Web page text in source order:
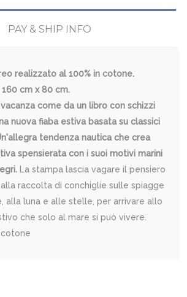
PAY & SHIP INFO
realizzato al 100% in cotone.
160 cm x 80 cm.
come da un libro con schizzi
nuova fiaba estiva basata su classici
tendenza nautica che crea
spensierata con i suoi motivi marini
La stampa lascia vagare il pensiero
alla raccolta di conchiglie sulle spiagge
alla luna e alle stelle, per arrivare allo
che solo al mare si può vivere.
cotone